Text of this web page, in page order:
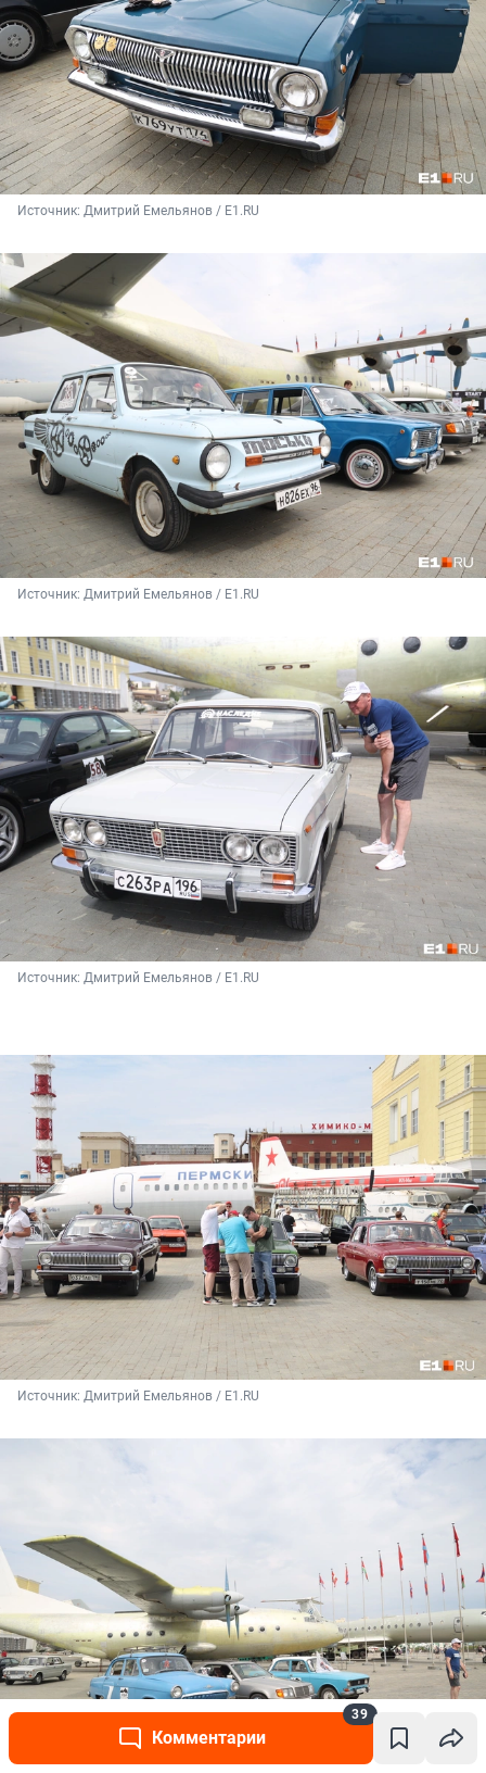
Комментарии
39
Источник: Дмитрий Емельянов / E1.RU
Источник: Дмитрий Емельянов / E1.RU
Источник: Дмитрий Емельянов / E1.RU
Источник: Дмитрий Емельянов / E1.RU